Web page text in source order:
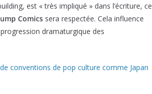
est « très impliqué » dans l’écriture, ce
Comics sera respectée. Cela influence
dramaturgique des
conventions de pop culture comme Japan